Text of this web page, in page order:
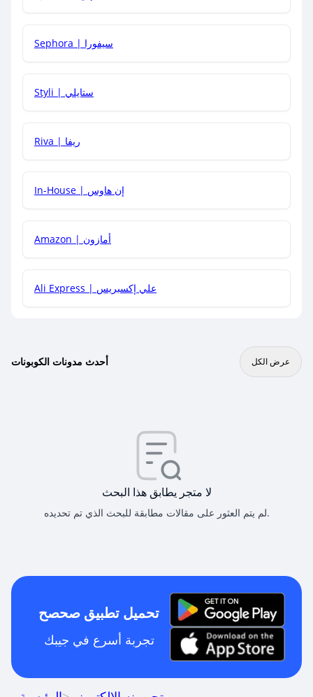
هل يمكنني جمع كود خصم مع العروض الأخرى؟
Sephora | سيفورا
Styli | ستايلي
Riva | ريفا
In-House | إن هاوس
Amazon | أمازون
Ali Express | علي إكسبريس
أحدث مدونات الكوبونات عرض الكل
لا متجر يطابق هذا البحث
لم يتم العثور على مقالات مطابقة للبحث الذي تم تحديده.
تحميل تطبيق صحصح
تجربة أسرع في جيبك